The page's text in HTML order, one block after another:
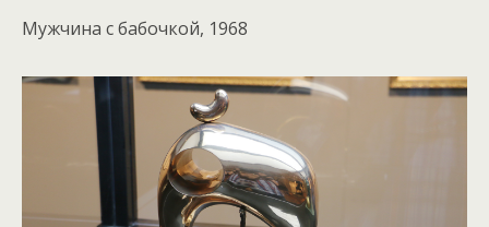
Мужчина с бабочкой, 1968